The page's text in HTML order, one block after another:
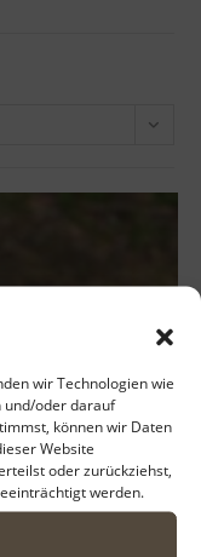
wir Technologien wie
und/oder darauf
können wir Daten
Website
oder zurückziehst,
werden.